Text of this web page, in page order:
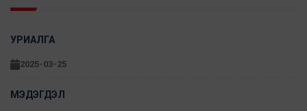
УРИАЛГА
2025-03-25
МЭДЭГДЭЛ